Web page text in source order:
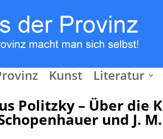
Kunst Literatur
Politzky – Über die
und J.